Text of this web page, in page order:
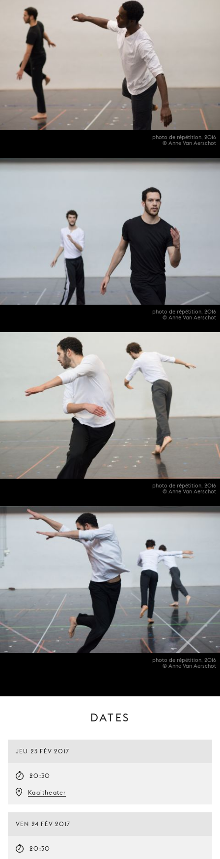
photo de répétition, 2016
© Anne Van Aerschot
photo de répétition, 2016
© Anne Van Aerschot
photo de répétition, 2016
© Anne Van Aerschot
photo de répétition, 2016
© Anne Van Aerschot
DATES
JEU 23 FÉV 2017
20:30
Kaaitheater
VEN 24 FÉV 2017
20:30